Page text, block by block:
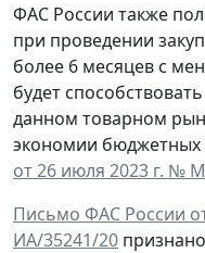
ФАС России также
при проведении
более 6 месяцев с
будет
данном товарном
экономии бюджетных
от 26 июля 2023 г. №
Письмо ФАС России
ИА/35241/20